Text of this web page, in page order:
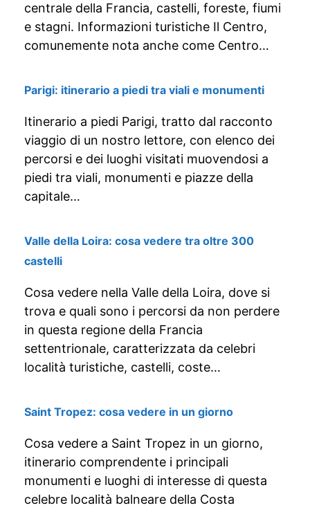
centrale della Francia, castelli, foreste, fiumi
e stagni. Informazioni turistiche Il Centro,
comunemente nota anche come Centro…
Parigi: itinerario a piedi tra viali e monumenti
Itinerario a piedi Parigi, tratto dal racconto
viaggio di un nostro lettore, con elenco dei
percorsi e dei luoghi visitati muovendosi a
piedi tra viali, monumenti e piazze della
capitale…
Valle della Loira: cosa vedere tra oltre 300
castelli
Cosa vedere nella Valle della Loira, dove si
trova e quali sono i percorsi da non perdere
in questa regione della Francia
settentrionale, caratterizzata da celebri
località turistiche, castelli, coste…
Saint Tropez: cosa vedere in un giorno
Cosa vedere a Saint Tropez in un giorno,
itinerario comprendente i principali
monumenti e luoghi di interesse di questa
celebre località balneare della Costa